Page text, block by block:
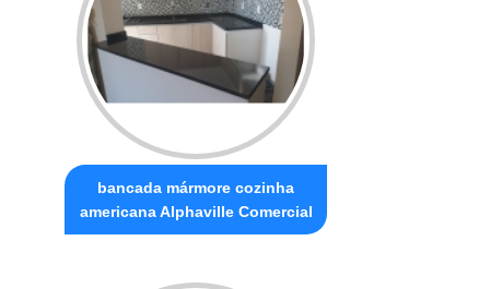
bancada mármore cozinha
americana Alphaville Comercial